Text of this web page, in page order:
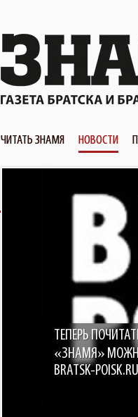
ЧИТАТЬ ЗНАМЯ НОВОСТИ
ТЕПЕРЬ
«ЗНАМЯ»
BRATSK-POISK.RU